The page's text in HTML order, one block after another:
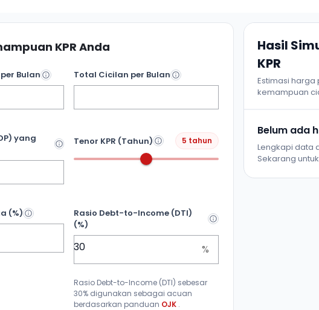
KPR Anda
Bulan Total Cicilan per Bulan
yang
Tenor KPR (Tahun) 5 tahun
(%)
Rasio Debt-to-Income (DTI)
(%)
%
Rasio Debt-to-Income (DTI) sebesar
30% digunakan sebagai acuan
berdasarkan panduan OJK .
Hasil
KPR
Estimasi
kemampuan
Belum ada
Lengkapi data
Sekarang